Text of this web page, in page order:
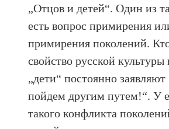
„Отцов и детей“. Один из
есть вопрос примирения
примирения поколений.
свойство русской
„дети“ постоянно
пойдем другим путем!“. У
такого конфликта